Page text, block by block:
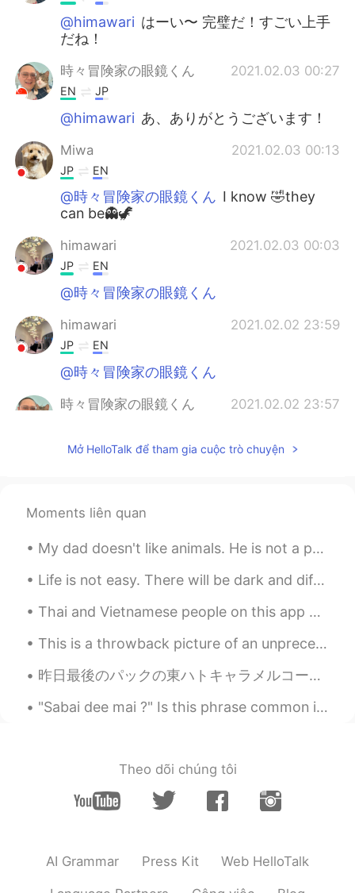
@himawari はーい〜 完璧だ！すごい上手
だね！
時々冒険家の眼鏡くん 2021.02.03 00:27
EN JP
@himawari あ、ありがとうございます！
Miwa 2021.02.03 00:13
JP EN
@時々冒険家の眼鏡くん I know 🤣they
can be👻🦖
himawari 2021.02.03 00:03
JP EN
@時々冒険家の眼鏡くん
himawari 2021.02.02 23:59
JP EN
@時々冒険家の眼鏡くん
時々冒険家の眼鏡くん 2021.02.02 23:57
@himawari ah, thank you for the
himawari
朝の数回学校に送り、夕方 にそれらを
私はヒューゴとマヤ（私の甥と姪）を
朝の数回学校に送り、夕方、迎えに行
きました。
険が早いので、疲れや痛みを感じてい
で、あちこちが痛く
スケートはすぐに
た。
EN JP
Mở HelloTalk để tham gia cuộc trò chuyện
Moments liên quan
My dad doesn't like animals. He is not a person that would think of having a pet. But recently th...
Life is not easy. There will be dark and difficult days ahead. But you must stay strong and keep ...
Thai and Vietnamese people on this app are friendly. I appreciate their effort in trying to inter...
This is a throwback picture of an unprecedented time where I had to celebrated Christmas in Sydne...
昨日最後のパックの東ハトキャラメルコーンを食べ終わった。私の彼氏は三つパックをくれたけど、二つには以前もう終わった。ここでは高価すぎ売っているのが私には買えない。でも味わったと、買う事をよく考え...
"Sabai dee mai ?" Is this phrase common in thai? Is it usually used in daily conversations or ...
Theo dõi chúng tôi
AI Grammar Press Kit Web HelloTalk